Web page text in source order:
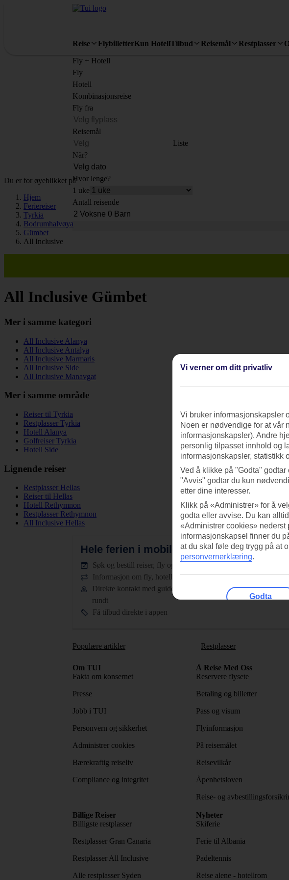
Reise FlybilletterKun HotellTilbud Reisemål Restplasser
Fly + Hotell
Fly
Hotell
Kombinasjonsreise
Fly fra
Reisemål
Liste
Når?
Hvor lenge?
1 uke
Antall reisende
Du er for øyeblikket på
Hjem
Feriereiser
Tyrkia
Bodrumhalvøya
Gümbet
All Inclusive
All Inclusive Gümbet
Mer i samme kategori
All Inclusive Alanya
All Inclusive Antalya
All Inclusive Marmaris
All Inclusive Side
All Inclusive Manavgat
Mer i samme område
Reiser til Tyrkia
Restplasser Tyrkia
Hotell Alanya
Golfreiser Tyrkia
Hotell Side
Lignende reiser
Restplasser Hellas
Reiser til Hellas
Hotell Rethymnon
Restplasser Rethymnon
All Inclusive Hellas
Hele ferien i mobilen.Last ned TUI-
Søk og bestill reiser, fly og hotell
Informasjon om fly, hotell og transfer
Direkte kontakt med guidene døgnet
rundt
Få tilbud direkte i appen
mobilkameraet ditt
appen.
Populære artikler Restplasser
Om TUI
Fakta om konsernet
Presse
Jobb i TUI
Personvern og sikkerhet
Administrer cookies
Bærekraftig reiseliv
Compliance og integritet
Å Reise Med Oss
Reservere flysete
Betaling og billetter
Pass og visum
Flyinformasjon
På reisemålet
Reisevilkår
Åpenhetsloven
Reise- og
Billige Reiser
Billigste restplasser
Restplasser Gran Canaria
Restplasser All Inclusive
Alle restplasser Syden
Nyheter
Skiferie
Ferie til Albania
Padeltennis
Reise alene - hotellrom
Vi verner om ditt privatliv
Vi bruker informasjonskapsler
Noen er nødvendige for at vår
informasjonskapsler). Andre
personlig tilpasset innhold og
informasjonskapsler, statistikk
Ved å klikke på "Godta"
"Avvis" godtar du kun
etter dine interesser.
Klikk på «Administrer» for å
godta eller avvise. Du kan
«Administrer cookies»
informasjonskapsel finner du
at du skal føle deg trygg på at
personvernerklæring.
Godta